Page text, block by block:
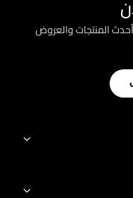
المنتجات والعروض